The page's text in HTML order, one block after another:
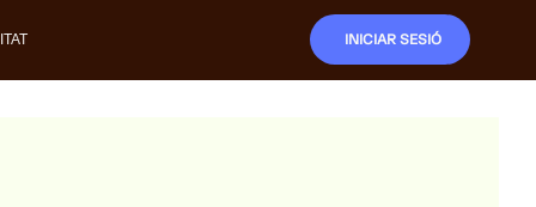
INICIAR SESIÓ